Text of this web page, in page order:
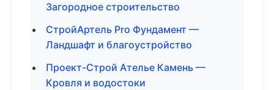
Загородное строительство
СтройАртель Pro Фундамент —
Ландшафт и благоустройство
Проект-Строй Ателье Камень —
Кровля и водостоки